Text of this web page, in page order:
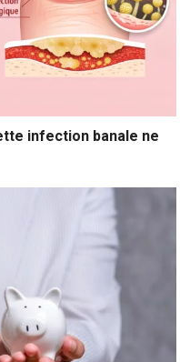
infection banale ne